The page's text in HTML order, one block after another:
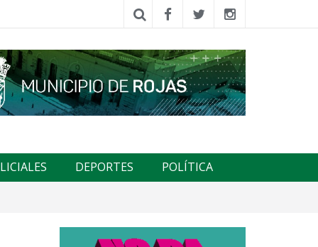
DEPORTES POLÍTICA